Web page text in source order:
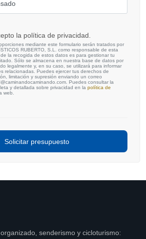
la política de privacidad.
mediante este formulario serán tratados por
RUBERTO, S.L. como responsable de esta
la recogida de estos datos es para gestionar tu
Sólo se almacena en nuestra base de datos por
legalmente y, en su caso, se utilizará para informar
relacionadas. Puedes ejercer tus derechos de
limitación y supresión enviando un correo
Puedes consultar la
y detallada sobre privacidad en la política de
web.
senderismo y cicloturismo: